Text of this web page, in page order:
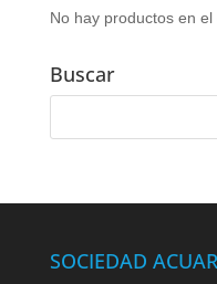
No hay productos en el
Buscar
SOCIEDAD